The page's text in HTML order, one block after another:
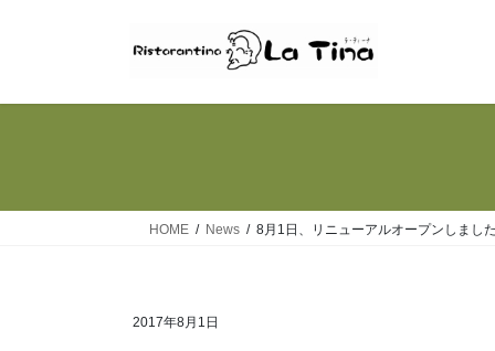
HOME News 8月1日、リニューアルオープンしました
2017年8月1日